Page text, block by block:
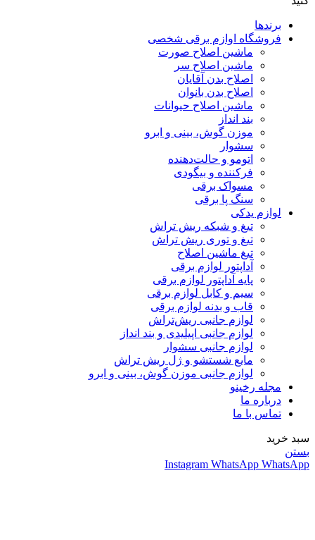
برندها
فروشگاه اوازم برقی شخصی
ماشین اصلاح صورت
ماشین اصلاح سر
اصلاح بدن آقایان
اصلاح بدن بانوان
ماشین اصلاح حیوانات
بند انداز
موزن گوش، بینی و ابرو
سشوار
اتومو و حالت‌دهنده
فرکننده و بیگودی
مسواک برقی
سنگ پا برقی
لوازم یدکی
تیغ و شبکه ریش تراش
تیغ و توری ریش تراش
تیغ ماشین اصلاح
آداپتور لوازم برقی
پایه آداپتور لوازم برقی
سیم و کابل لوازم برقی
قاب و بدنه لوازم برقی
لوازم جانبی ریش‌تراش
لوازم جانبی اپیلیدی و بند انداز
لوازم جانبی سشوار
مایع شستشو و ژل ریش تراش
لوازم جانبی موزن گوش، بینی و ابرو
مجله رخینو
درباره ما
تماس با ما
سبد خرید
بستن
Instagram WhatsApp WhatsApp